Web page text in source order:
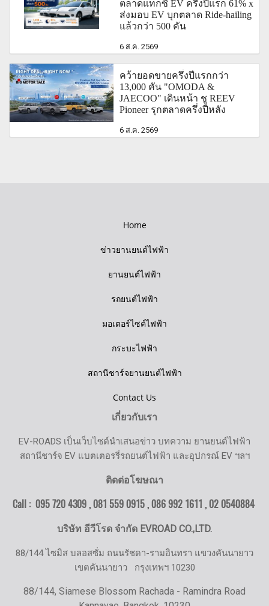
ตลาดแท็กซี่ EV ครึ่งปีแรก 61% x
ส่งมอบ EV บุกตลาด Ride-hailing
แล้วกว่า 500 คัน
6 ส.ค. 2569
คว้ายอดขายครึ่งปีแรกกว่า
13,000 คัน "OMODA &
JAECOO" เดินหน้า ชู REEV
Pioneer รุกตลาดครึ่งปีหลัง
6 ส.ค. 2569
Home
ข่าวยานยนต์ไฟฟ้า
ยานยนต์ไฟฟ้า
รถยนต์ไฟฟ้า
มอเตอร์ไซค์ไฟฟ้า
กระบะไฟฟ้า
สถานีชาร์จยานยนต์ไฟฟ้า
Contact Us
เกี่ยวกับเรา
EV-ROADS เป็นเว็บไซต์นำเสนอข่าว บทความ ยานยนต์ไฟฟ้า
สถานีชาร์จ EV แบตเตอรรี่รถยนต์ไฟฟ้า และอุปกรณ์ EV ฯลฯ
ติดต่อโฆษณา
Call : 095 720 4309 , 081 559 0915 , 086 992 1611 ,02 0540884
บริษัท อีวีโรด จำกัด EVROAD CO.,LTD.
88/144 ไซมิส บลอสซั่ม ถนนรัชดา-รามอินทรา แขวงคันนายาว
เขตคันนายาว กรุงเทพฯ 10230
88/144, Siamese Blossom Rachada - Ramindra Road